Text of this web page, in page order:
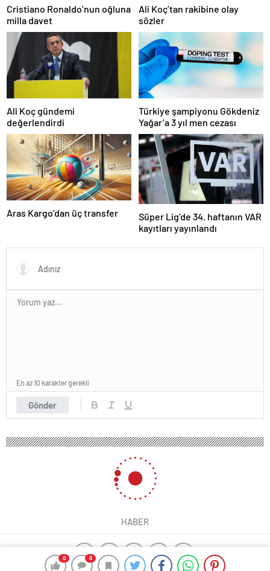
0 0
Cristiano Ronaldo’nun oğluna
milla davet
Ali Koç’tan rakibine olay
sözler
Ali Koç gündemi
değerlendirdi
Türkiye şampiyonu Gökdeniz
Yağar’a 3 yıl men cezası
Aras Kargo’dan üç transfer
Süper Lig’de 34. haftanın VAR
kayıtları yayınlandı
Gönder
En az 10 karakter gerekli
HABER